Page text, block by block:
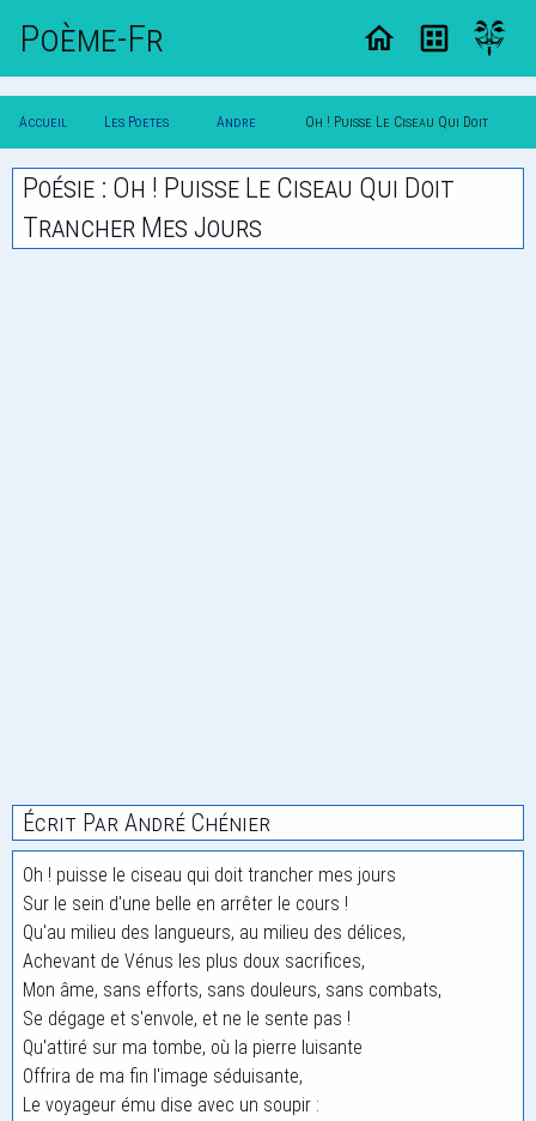
Poème-Fr
Accueil
Poesie
Les Poetes
Classique
Andre
Chenier
Oh ! Puisse Le Ciseau Qui Doit
Trancher Mes Jours
Poésie : Oh ! Puisse Le Ciseau Qui Doit
Trancher Mes Jours
Écrit Par André Chénier
Oh ! puisse le ciseau qui doit trancher mes jours
Sur le sein d'une belle en arrêter le cours !
Qu'au milieu des langueurs, au milieu des délices,
Achevant de Vénus les plus doux sacrifices,
Mon âme, sans efforts, sans douleurs, sans combats,
Se dégage et s'envole, et ne le sente pas !
Qu'attiré sur ma tombe, où la pierre luisante
Offrira de ma fin l'image séduisante,
Le voyageur ému dise avec un soupir :